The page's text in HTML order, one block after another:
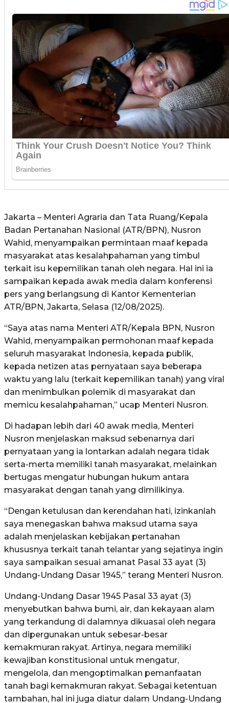
Jakarta – Menteri Agraria dan Tata Ruang/Kepala
Badan Pertanahan Nasional (ATR/BPN), Nusron
Wahid, menyampaikan permintaan maaf kepada
masyarakat atas kesalahpahaman yang timbul
terkait isu kepemilikan tanah oleh negara. Hal ini ia
sampaikan kepada awak media dalam konferensi
pers yang berlangsung di Kantor Kementerian
ATR/BPN, Jakarta, Selasa (12/08/2025).
“Saya atas nama Menteri ATR/Kepala BPN, Nusron
Wahid, menyampaikan permohonan maaf kepada
seluruh masyarakat Indonesia, kepada publik,
kepada netizen atas pernyataan saya beberapa
waktu yang lalu (terkait kepemilikan tanah) yang viral
dan menimbulkan polemik di masyarakat dan
memicu kesalahpahaman,” ucap Menteri Nusron.
Di hadapan lebih dari 40 awak media, Menteri
Nusron menjelaskan maksud sebenarnya dari
pernyataan yang ia lontarkan adalah negara tidak
serta-merta memiliki tanah masyarakat, melainkan
bertugas mengatur hubungan hukum antara
masyarakat dengan tanah yang dimilikinya.
“Dengan ketulusan dan kerendahan hati, izinkanlah
saya menegaskan bahwa maksud utama saya
adalah menjelaskan kebijakan pertanahan
khususnya terkait tanah telantar yang sejatinya ingin
saya sampaikan sesuai amanat Pasal 33 ayat (3)
Undang-Undang Dasar 1945,” terang Menteri Nusron.
Undang-Undang Dasar 1945 Pasal 33 ayat (3)
menyebutkan bahwa bumi, air, dan kekayaan alam
yang terkandung di dalamnya dikuasai oleh negara
dan dipergunakan untuk sebesar-besar
kemakmuran rakyat. Artinya, negara memiliki
kewajiban konstitusional untuk mengatur,
mengelola, dan mengoptimalkan pemanfaatan
tanah bagi kemakmuran rakyat. Sebagai ketentuan
tambahan, hal ini juga diatur dalam Undang-Undang